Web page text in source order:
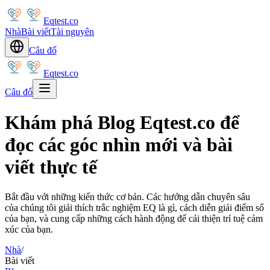
Eqtest.co
NhàBài viếtTài nguyên
Câu đố
Eqtest.co
Câu đố
Khám phá Blog Eqtest.co để
đọc các góc nhìn mới và bài
viết thực tế
Bắt đầu với những kiến thức cơ bản. Các hướng dẫn chuyên sâu
của chúng tôi giải thích trắc nghiệm EQ là gì, cách diễn giải điểm số
của bạn, và cung cấp những cách hành động để cải thiện trí tuệ cảm
xúc của bạn.
Nhà/
Bài viết